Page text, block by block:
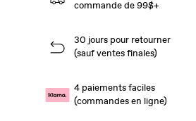
commande de 99$+
30 jours pour retourner
(sauf ventes finales)
4 paiements faciles
(commandes en ligne)